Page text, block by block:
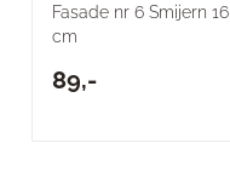
Fasade nr 6 Smijern 16
cm
89,-